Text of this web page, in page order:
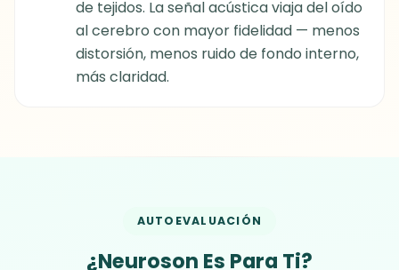
de tejidos. La señal acústica viaja del oído
al cerebro con mayor fidelidad — menos
distorsión, menos ruido de fondo interno,
más claridad.
AUTOEVALUACIÓN
¿Neuroson Es Para Ti?